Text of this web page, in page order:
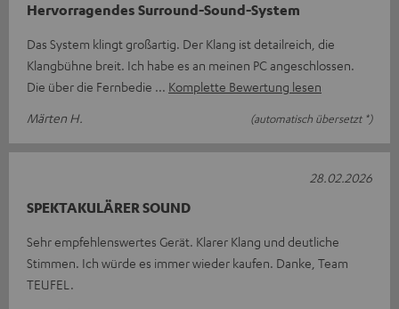
Hervorragendes Surround-Sound-System
Das System klingt großartig. Der Klang ist detailreich, die
Klangbühne breit. Ich habe es an meinen PC angeschlossen.
Die über die Fernbedie
Komplette Bewertung lesen
Märten H.
(automatisch übersetzt *)
SPEKTAKULÄRER SOUND
Sehr empfehlenswertes Gerät. Klarer Klang und deutliche
Stimmen. Ich würde es immer wieder kaufen. Danke, Team
TEUFEL.
28.02.2026